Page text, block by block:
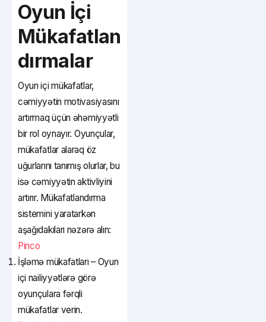
Oyun İçi
Mükafatlan
dırmalar
Oyun içi mükafatlar,
cəmiyyətin motivasiyasını
artırmaq üçün əhəmiyyətli
bir rol oynayır. Oyunçular,
mükafatlar alaraq öz
uğurlarını tanımış olurlar, bu
isə cəmiyyətin aktivliyini
artırır. Mükafatlandırma
sistemini yaratarkən
aşağıdakıları nəzərə alın:
Pinco
İşləmə mükafatları – Oyun
içi nailiyyətlərə görə
oyunçulara fərqli
mükafatlar verin.